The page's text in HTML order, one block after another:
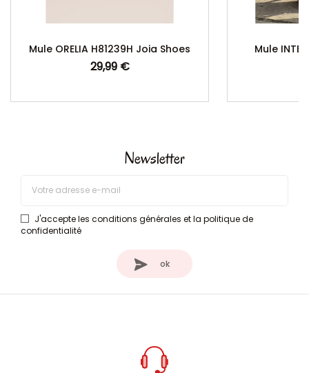
Mule ORELIA H81239H Joia Shoes
Prix
29,99 €
Mule
Newsletter
J'accepte les conditions générales et la politique de
confidentialité